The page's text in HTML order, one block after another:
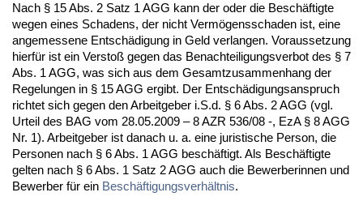
Nach § 15 Abs. 2 Satz 1 AGG kann der oder die Beschäftig­te
we­gen ei­nes Scha­dens, der nicht Vermögens­scha­den ist, ei­ne
an­ge­mes­se­ne Entschädi­gung in Geld ver­lan­gen. Vor­aus­set­zung
hierfür ist ein Ver­s­toß ge­gen das Be­nach­tei­li­gungs­ver­bot des § 7
Abs. 1 AGG, was sich aus dem Ge­samt­zu­sam­men­hang der
Re­ge­lun­gen in § 15 AGG er­gibt. Der Entschädi­gungs­an­spruch
rich­tet sich ge­gen den Ar­beit­ge­ber i.S.d. § 6 Abs. 2 AGG (vgl.
Ur­teil des BAG vom 28.05.2009 – 8 AZR 536/08 -, EzA § 8 AGG
Nr. 1). Ar­beit­ge­ber ist da­nach u. a. ei­ne ju­ris­ti­sche Per­son, die
Per­so­nen nach § 6 Abs. 1 AGG beschäftigt. Als Beschäftig­te
gel­ten nach § 6 Abs. 1 Satz 2 AGG auch die Be­wer­be­rin­nen und
Be­wer­ber für ein Beschäfti­gungs­verhält­nis.